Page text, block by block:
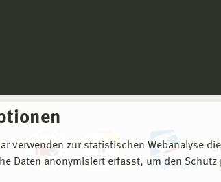
verwenden zur statistischen Webanalyse
Daten anonymisiert erfasst, um den